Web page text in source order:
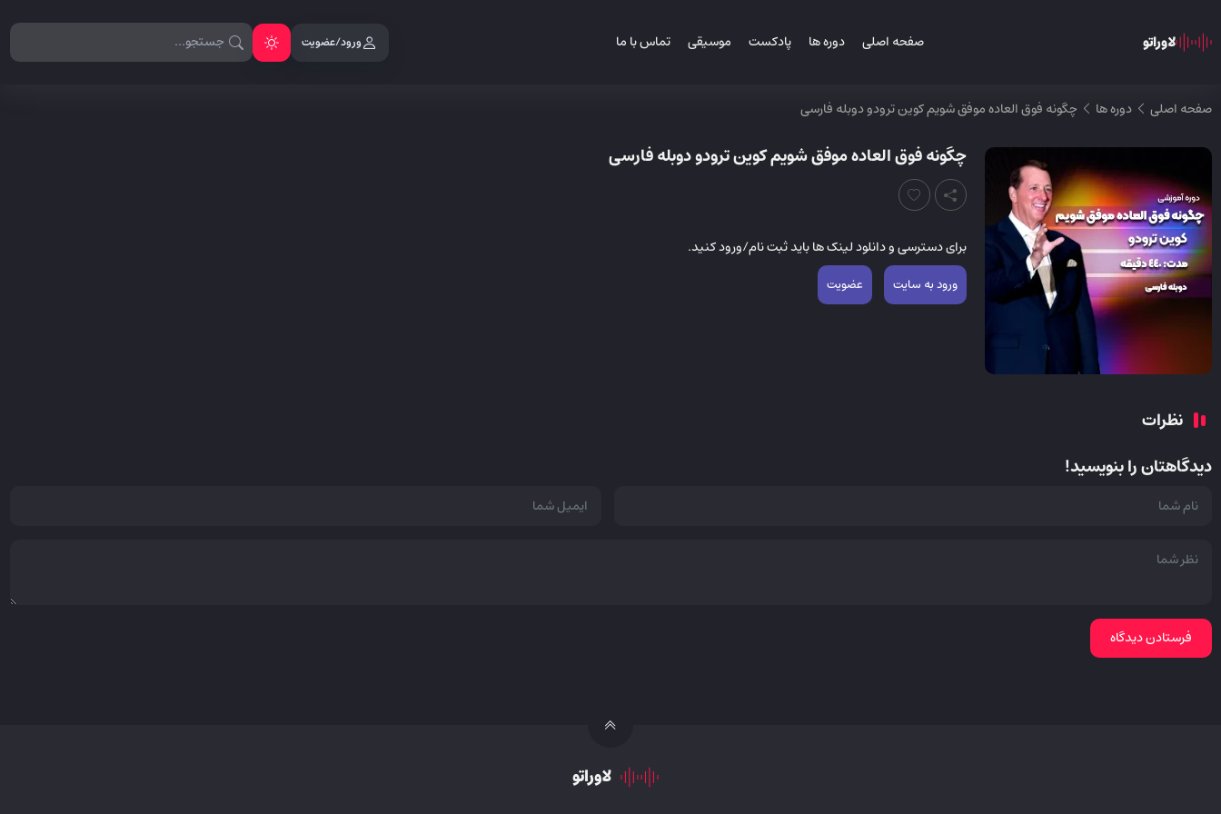
لاوراتو صفحه اصلی دوره ها پادکست موسیقی تماس با ما ورود/عضویت
صفحه اصلی دوره ها چگونه فوق العاده موفق شویم کوین ترودو دوبله فارسی
چگونه فوق العاده موفق شویم کوین ترودو دوبله فارسی
برای دسترسی و دانلود لینک ها باید ثبت نام/ورود کنید.
ورود به سایت عضویت
نظرات
دیدگاهتان را بنویسید!
لاوراتو